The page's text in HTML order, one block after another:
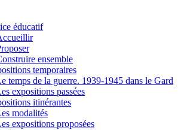
éducatif
ensemble
temporaires
temps de la guerre. 1939-1945 dans le Gard
expositions passées
itinérantes
modalités
expositions proposées